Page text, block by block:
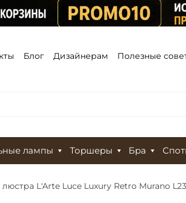
Блог Дизайнерам Полезные
лампы Торшеры Бра
L'Arte Luce Luxury Retro Murano